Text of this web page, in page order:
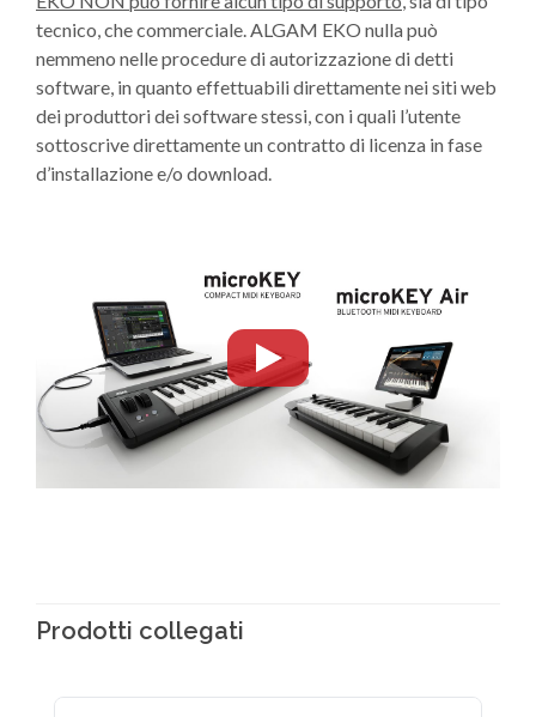
tecnico, che commerciale. ALGAM EKO nulla può
nemmeno nelle procedure di autorizzazione di detti
software, in quanto effettuabili direttamente nei siti web
dei produttori dei software stessi, con i quali l’utente
sottoscrive direttamente un contratto di licenza in fase
d’installazione e/o download.
Prodotti collegati